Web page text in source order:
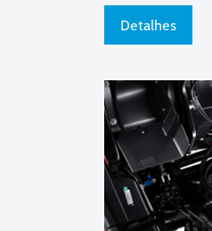
Detalhes